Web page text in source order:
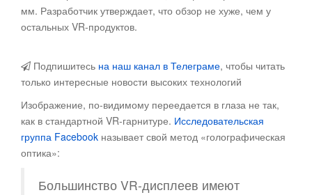
мм. Разработчик утверждает, что обзор не хуже, чем у
остальных VR-продуктов.
Подпишитесь на наш канал в Телеграме, чтобы читать
только интересные новости высоких технологий
Изображение, по-видимому переедается в глаза не так,
как в стандартной VR-гарнитуре. Исследовательская
группа Facebook называет свой метод «голографическая
оптика»:
Большинство VR-дисплеев имеют